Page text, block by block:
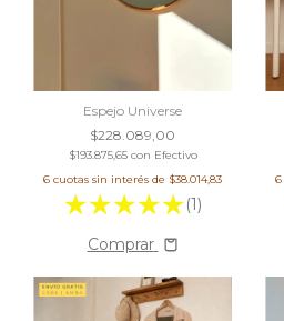
Espejo Universe
$228.089,00
$193.875,65 con Efectivo
6 cuotas sin interés de $38.014,83
(1)
Comprar
6